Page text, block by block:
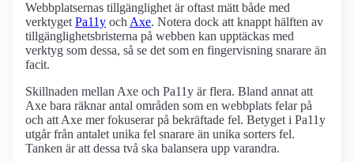
Webbplatsernas tillgänglighet är oftast mätt både med
verktyget Pa11y och Axe. Notera dock att knappt hälften av
tillgänglighetsbristerna på webben kan upptäckas med
verktyg som dessa, så se det som en fingervisning snarare än
facit.
Skillnaden mellan Axe och Pa11y är flera. Bland annat att
Axe bara räknar antal områden som en webbplats felar på
och att Axe mer fokuserar på bekräftade fel. Betyget i Pa11y
utgår från antalet unika fel snarare än unika sorters fel.
Tanken är att dessa två ska balansera upp varandra.